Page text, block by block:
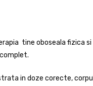
tine oboseala fizica si
in doze corecte, corpul